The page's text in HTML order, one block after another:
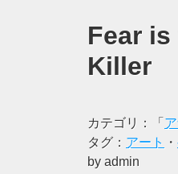
Fear
Killer
カテゴリ：「
タグ： アート ・
by admin